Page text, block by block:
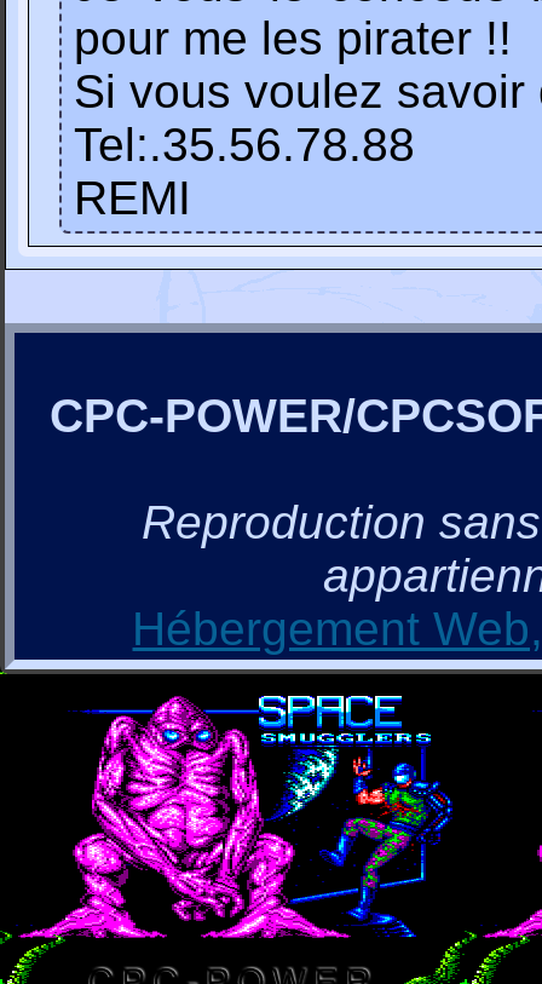
pour me les pirater !!
Si vous voulez
Tel:.35.56.78.88
REMI
CPC-POWER/
Reproduction
Hébergement